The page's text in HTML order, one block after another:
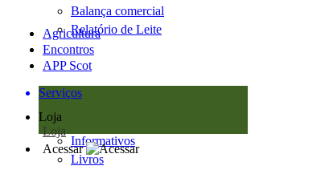
Balança comercial
Relatório de Leite
Agricultura
Encontros
APP Scot
Serviços
Loja
Loja
Informativos
Livros
Acessar